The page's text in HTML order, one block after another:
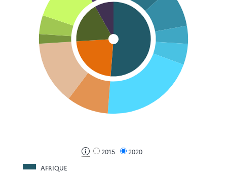
2015 2020
AFRIQUE